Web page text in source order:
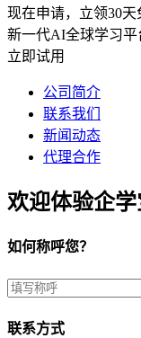
现在申请，立领30天
新一代AI全球学习
立即试用
公司简介
联系我们
新闻动态
代理合作
欢迎体验企
如何称呼您？
联系方式